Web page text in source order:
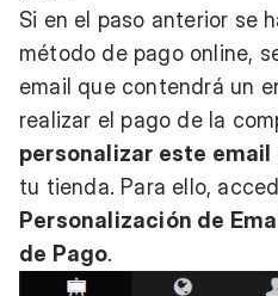
Si en el paso anterior se
método de pago online,
email que contendrá un
realizar el pago de la
personalizar este email
tu tienda. Para ello,
Personalización de
de Pago.